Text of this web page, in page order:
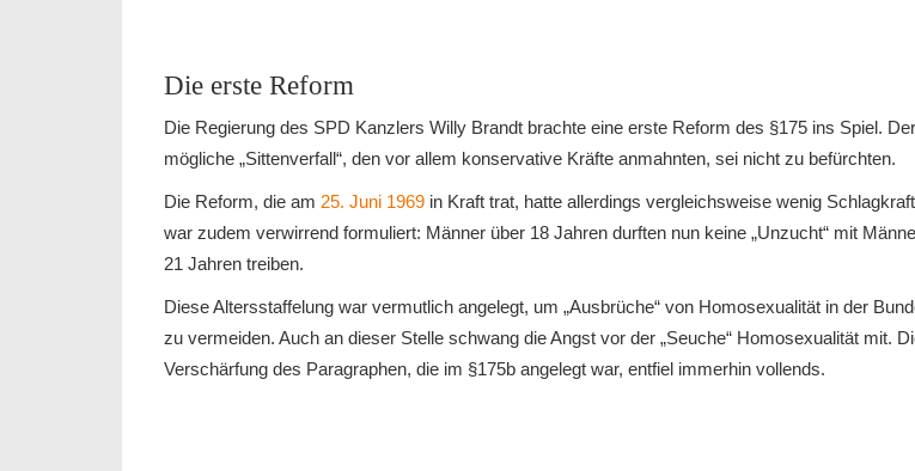
Die erste Reform
Die Regierung des SPD Kanzlers Willy Brandt brachte eine erste Reform des §175 ins Spiel. Der
mögliche „Sittenverfall“, den vor allem konservative Kräfte anmahnten, sei nicht zu befürchten.
Die Reform, die am 25. Juni 1969 in Kraft trat, hatte allerdings vergleichsweise wenig
war zudem verwirrend formuliert: Männer über 18 Jahren durften nun keine „Unzucht“ mit
21 Jahren treiben.
Diese Altersstaffelung war vermutlich angelegt, um „Ausbrüche“ von Homosexualität in der
zu vermeiden. Auch an dieser Stelle schwang die Angst vor der „Seuche“ Homosexualität mit.
Verschärfung des Paragraphen, die im §175b angelegt war, entfiel immerhin vollends.